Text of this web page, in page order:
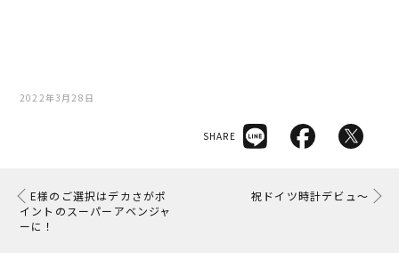
2022年3月28日
SHARE
E様のご選択はデカさがポ
イントのスーパーアベンジャ
ーに！
祝ドイツ時計デビュ〜